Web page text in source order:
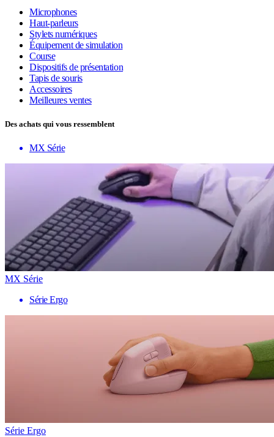
Microphones
Haut-parleurs
Stylets numériques
Équipement de simulation
Course
Dispositifs de présentation
Tapis de souris
Accessoires
Meilleures ventes
Des achats qui vous ressemblent
MX Série
MX Série
Série Ergo
Série Ergo